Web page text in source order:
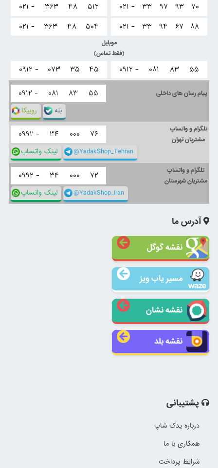
۰۲۱ -
۳۳ ۹۷ ۹۳
۷۰
۰۲۱ -
۳۳ ۹۴ ۶۷ ۸۸
۰۲۱ -
۳۶۳ ۴۸
۵۱۲
۰۲۱ -
۳۶۳ ۴۸ ۵۰۴
موبایل
(فقط تماس)
۰۹۱۲ - ۰۸۱ ۸۳ ۵۵ ۰۹۱۲ - ۰۷۳ ۳۵ ۴۵
پیام رسان های داخلی ۰۹۱۲ - ۰۸۱ ۸۳ ۵۵
روبیکا بله
تلگرام و واتساپ
مشتریان تهران
۰۹۹۲ - ۳۴ ۰۰۰ ۷۶
لینک واتساپ @YadakShop_Tehran
تلگرام و واتساپ
مشتریان شهرستان
۰۹۹۲ - ۳۴ ۰۰۰ ۷۲
لینک واتساپ @YadakShop_Iran
آدرس ما
نقشه گوگل
مسیر یاب ویز
نقشه نشان
نقشه بلد
پشتیبانی
درباره یدک شاپ
همکاری با ما
شرایط پرداخت